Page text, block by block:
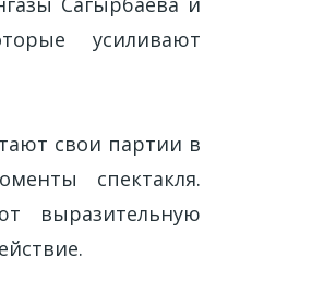
усиливают
свои партии в
спектакля.
выразительную